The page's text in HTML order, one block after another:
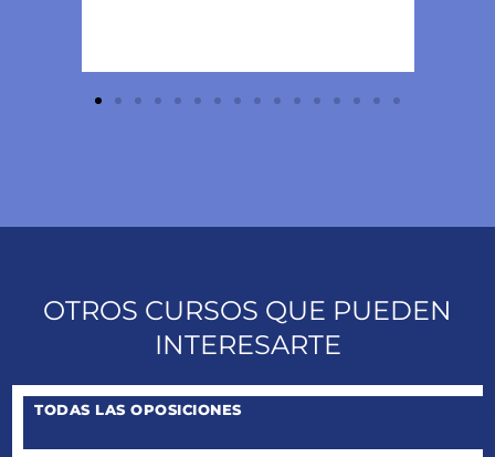
OTROS CURSOS QUE PUEDEN
INTERESARTE
TODAS LAS OPOSICIONES